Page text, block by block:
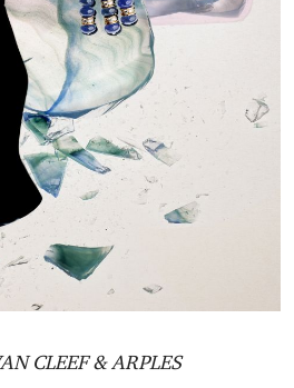
CLEEF & ARPLES